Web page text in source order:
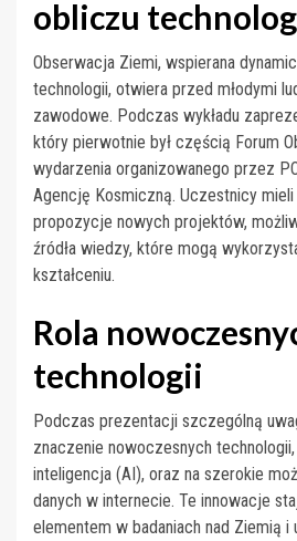
obliczu
Obserwacja Ziemi, wspierana
technologii, otwiera przed młodymi
zawodowe. Podczas wykładu
który pierwotnie był częścią Forum
wydarzenia organizowanego przez
Agencję Kosmiczną. Uczestnicy
propozycje nowych projektów,
źródła wiedzy, które mogą
kształceniu.
Rola
technologii
Podczas prezentacji szczególną
znaczenie nowoczesnych
inteligencja (AI), oraz na szerokie
danych w internecie. Te innowacje
elementem w badaniach nad Ziemią